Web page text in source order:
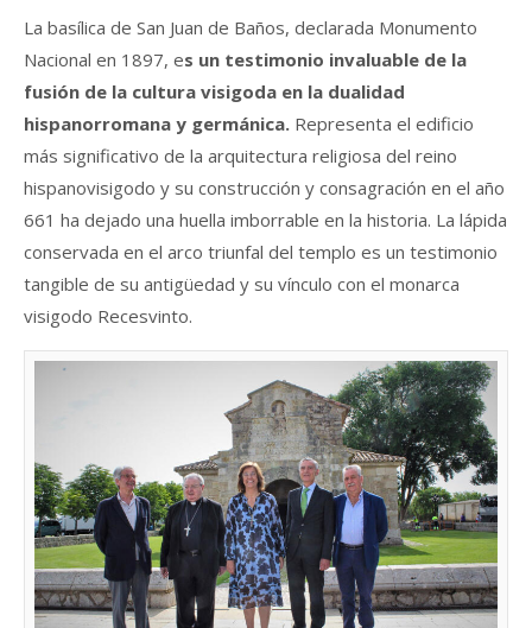
La basílica de San Juan de Baños, declarada Monumento
Nacional en 1897, es un testimonio invaluable de la
fusión de la cultura visigoda en la dualidad
hispanorromana y germánica. Representa el edificio
más significativo de la arquitectura religiosa del reino
hispanovisigodo y su construcción y consagración en el año
661 ha dejado una huella imborrable en la historia. La lápida
conservada en el arco triunfal del templo es un testimonio
tangible de su antigüedad y su vínculo con el monarca
visigodo Recesvinto.